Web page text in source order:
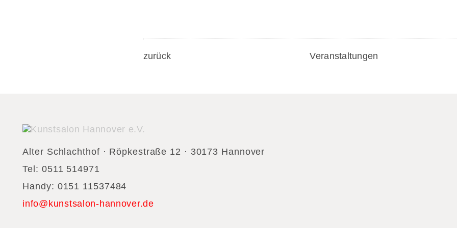
zurück Veranstaltungen
Alter Schlachthof · Röpkestraße 12 · 30173 Hannover
Tel: 0511 514971
Handy: 0151 11537484
info@kunstsalon-hannover.de